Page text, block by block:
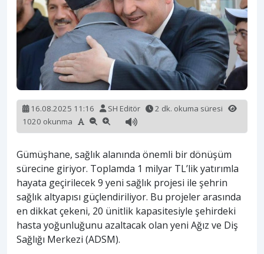
16.08.2025 11:16 SH Editör
2 dk. okuma süresi
1020 okunma
Gümüşhane, sağlık alanında önemli bir dönüşüm
sürecine giriyor. Toplamda 1 milyar TL’lik yatırımla
hayata geçirilecek 9 yeni sağlık projesi ile şehrin
sağlık altyapısı güçlendiriliyor. Bu projeler arasında
en dikkat çekeni, 20 ünitlik kapasitesiyle şehirdeki
hasta yoğunluğunu azaltacak olan yeni Ağız ve Diş
Sağlığı Merkezi (ADSM).